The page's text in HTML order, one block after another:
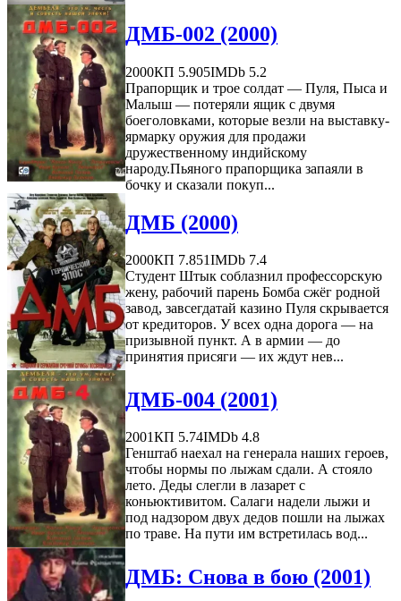
ДМБ-002 (2000)
2000КП 5.905IMDb 5.2
Прапорщик и трое солдат — Пуля, Пыса и
Малыш — потеряли ящик с двумя
боеголовками, которые везли на выставку-
ярмарку оружия для продажи
дружественному индийскому
народу.Пьяного прапорщика запаяли в
бочку и сказали покуп...
ДМБ (2000)
2000КП 7.851IMDb 7.4
Студент Штык соблазнил профессорскую
жену, рабочий парень Бомба сжёг родной
завод, завсегдатай казино Пуля скрывается
от кредиторов. У всех одна дорога — на
призывной пункт. А в армии — до
принятия присяги — их ждут нев...
ДМБ-004 (2001)
2001КП 5.74IMDb 4.8
Генштаб наехал на генерала наших героев,
чтобы нормы по лыжам сдали. А стояло
лето. Деды слегли в лазарет с
коньюктивитом. Салаги надели лыжи и
под надзором двух дедов пошли на лыжах
по траве. На пути им встретилась вод...
ДМБ: Снова в бою (2001)